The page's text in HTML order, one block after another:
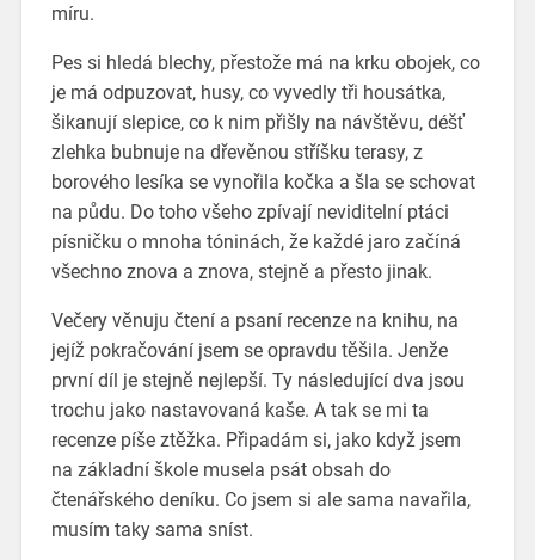
míru.
Pes si hledá blechy, přestože má na krku obojek, co
je má odpuzovat, husy, co vyvedly tři housátka,
šikanují slepice, co k nim přišly na návštěvu, déšť
zlehka bubnuje na dřevěnou stříšku terasy, z
borového lesíka se vynořila kočka a šla se schovat
na půdu. Do toho všeho zpívají neviditelní ptáci
písničku o mnoha tóninách, že každé jaro začíná
všechno znova a znova, stejně a přesto jinak.
Večery věnuju čtení a psaní recenze na knihu, na
jejíž pokračování jsem se opravdu těšila. Jenže
první díl je stejně nejlepší. Ty následující dva jsou
trochu jako nastavovaná kaše. A tak se mi ta
recenze píše ztěžka. Připadám si, jako když jsem
na základní škole musela psát obsah do
čtenářského deníku. Co jsem si ale sama navařila,
musím taky sama sníst.